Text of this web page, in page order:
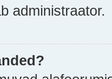
administraator.